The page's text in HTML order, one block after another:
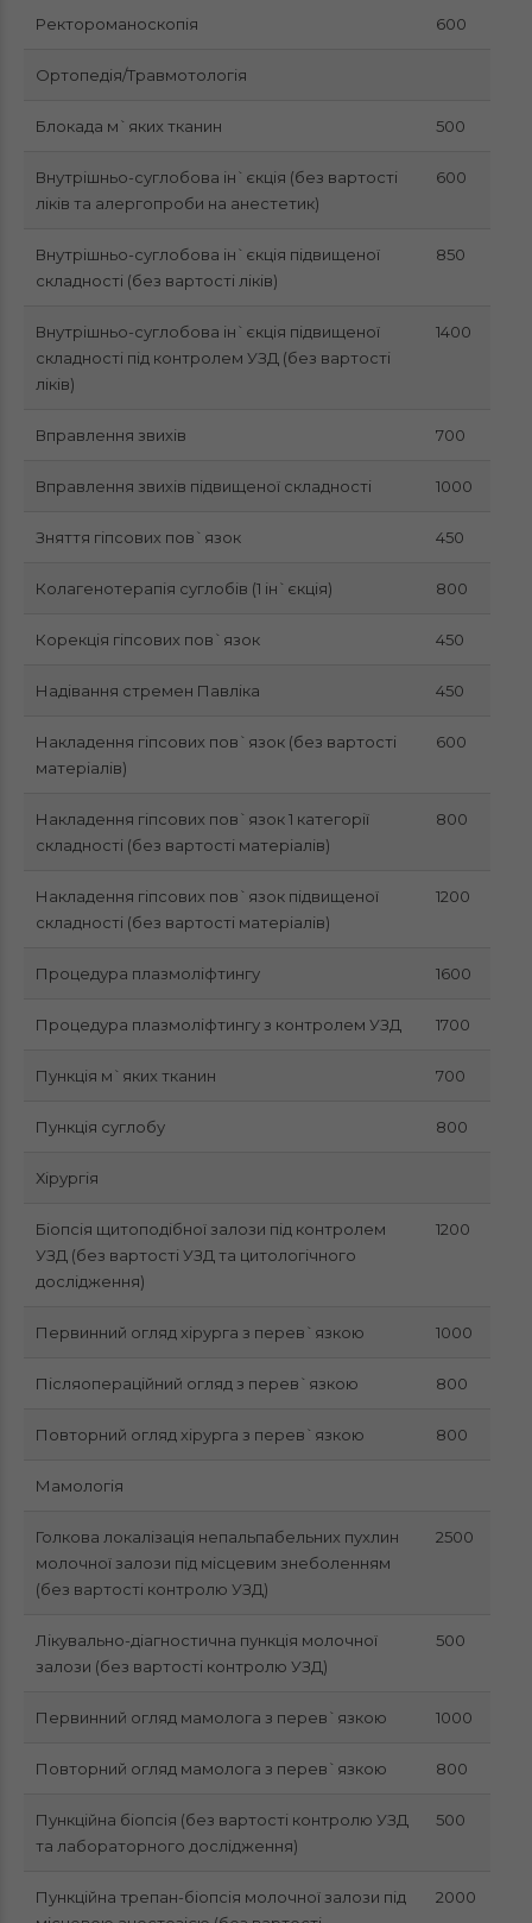
Ректороманоскопія 600
Ортопедія/Травмотологія
Блокада м`яких тканин 500
Внутрішньо-суглобова ін`єкція (без вартості
ліків та алергопроби на анестетик)
600
Внутрішньо-суглобова ін`єкція підвищеної
складності (без вартості ліків)
850
Внутрішньо-суглобова ін`єкція підвищеної
складності під контролем УЗД (без вартості
ліків)
1400
Вправлення звихів 700
Вправлення звихів підвищеної складності 1000
Зняття гіпсових пов`язок 450
Колагенотерапія суглобів (1 ін`єкція) 800
Корекція гіпсових пов`язок 450
Надівання стремен Павліка 450
Накладення гіпсових пов`язок (без вартості
матеріалів)
600
Накладення гіпсових пов`язок 1 категорії
складності (без вартості матеріалів)
800
Накладення гіпсових пов`язок підвищеної
складності (без вартості матеріалів)
1200
Процедура плазмоліфтингу 1600
Процедура плазмоліфтингу з контролем УЗД 1700
Пункція м`яких тканин 700
Пункція суглобу 800
Хірургія
Біопсія щитоподібної залози під контролем
УЗД (без вартості УЗД та цитологічного
дослідження)
1200
Первинний огляд хірурга з перев`язкою 1000
Післяопераційний огляд з перев`язкою 800
Повторний огляд хірурга з перев`язкою 800
Мамологія
Голкова локалізація непальпабельних пухлин
молочної залози під місцевим знеболенням
(без вартості контролю УЗД)
2500
Лікувально-діагностична пункція молочної
залози (без вартості контролю УЗД)
500
Первинний огляд мамолога з перев`язкою 1000
Повторний огляд мамолога з перев`язкою 800
Пункційна біопсія (без вартості контролю УЗД
та лабораторного дослідження)
500
Пункційна трепан-біопсія молочної залози під
2000